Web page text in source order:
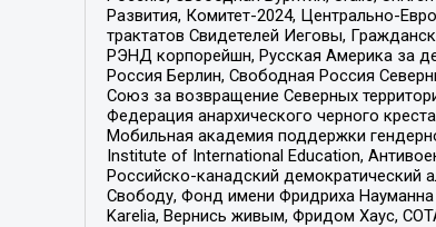
Развития, Комитет-2024, Центрально-
трактатов Свидетелей Иеговы,
РЭНД корпорейшн, Русская Америка за
Россия Берлин, Свободная Россия
Союз за возвращение Северных
Федерация анархического черного
Мобильная академия поддержки
Institute of International Education,
Российско-канадский
Свободу, Фонд имени Фридриха Науманна
Karelia, Вернись живым, Фридом Хаус,